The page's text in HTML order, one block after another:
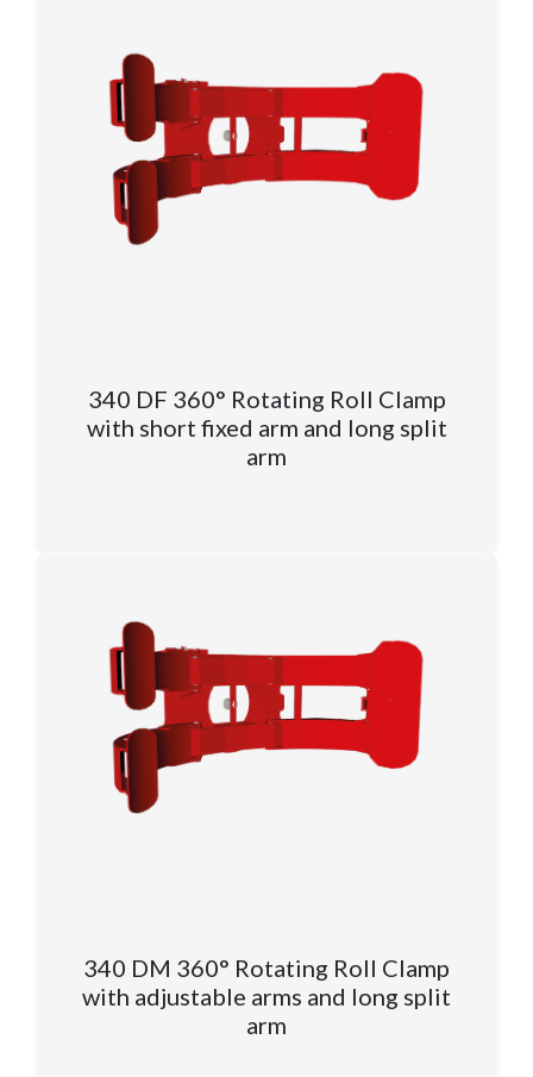
340 DF 360° Rotating Roll Clamp
with short fixed arm and long split
arm
340 DM 360° Rotating Roll Clamp
with adjustable arms and long split
arm